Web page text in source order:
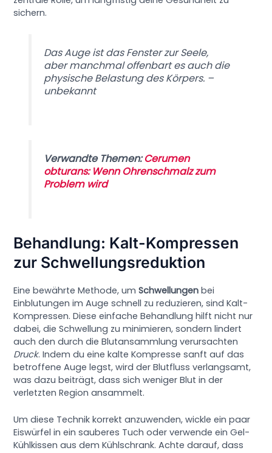
sichern.
Das Auge ist das Fenster zur Seele,
aber manchmal offenbart es auch die
physische Belastung des Körpers. –
unbekannt
Verwandte Themen:Cerumen
obturans: Wenn Ohrenschmalz zum
Problem wird
Behandlung: Kalt-Kompressen
zur Schwellungsreduktion
Eine bewährte Methode, umSchwellungen bei
Einblutungen im Auge schnell zu reduzieren, sind Kalt-
Kompressen. Diese einfache Behandlung hilft nicht nur
dabei, die Schwellung zu minimieren, sondern lindert
auch den durch die Blutansammlung verursachten
Druck. Indem du eine kalte Kompresse sanft auf das
betroffene Auge legst, wird der Blutfluss verlangsamt,
was dazu beiträgt, dass sich weniger Blut in der
verletzten Region ansammelt.
Um diese Technik korrekt anzuwenden, wickle ein paar
Eiswürfel in ein sauberes Tuch oder verwende ein Gel-
Kühlkissen aus dem Kühlschrank. Achte darauf, dass